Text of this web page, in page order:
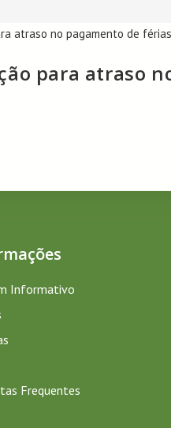
para atraso
Informativo
Frequentes